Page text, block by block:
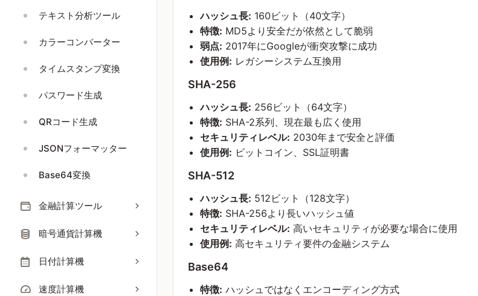
テキスト分析ツール
カラーコンバーター
タイムスタンプ変換
パスワード生成
QRコード生成
JSONフォーマッター
Base64変換
金融計算ツール
暗号通貨計算機
日付計算機
速度計算機
ハッシュ長: 160ビット（40文字）
特徴: MD5より安全だが依然として脆弱
弱点: 2017年にGoogleが衝突攻撃に成功
使用例: レガシーシステム互換用
SHA-256
ハッシュ長: 256ビット（64文字）
特徴: SHA-2系列、現在最も広く使用
セキュリティレベル: 2030年まで安全と評価
使用例: ビットコイン、SSL証明書
SHA-512
ハッシュ長: 512ビット（128文字）
特徴: SHA-256より長いハッシュ値
セキュリティレベル: 高いセキュリティが必要な場合に使用
使用例: 高セキュリティ要件の金融システム
Base64
特徴: ハッシュではなくエンコーディング方式